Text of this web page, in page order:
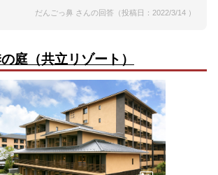
だんごっ鼻 さんの回答（投稿日：2022/3/14 ）
庭（共立リゾート）